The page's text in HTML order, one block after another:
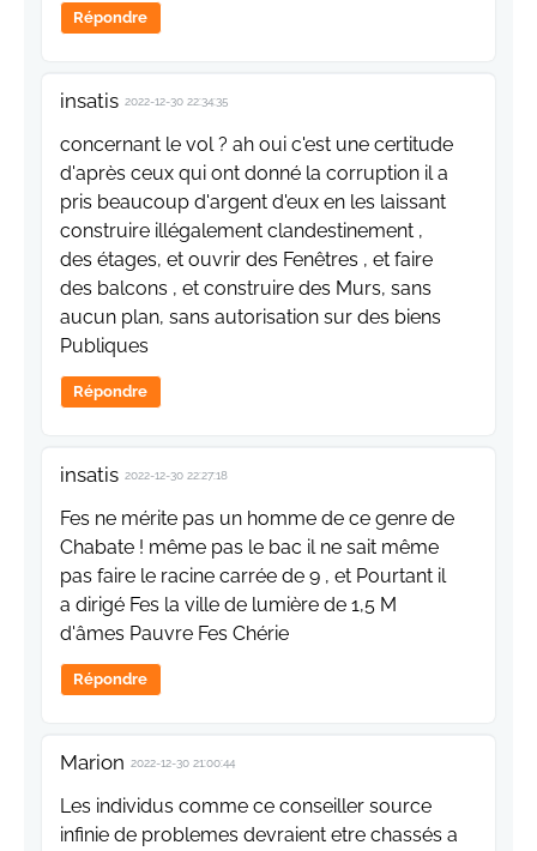
Répondre
insatis 2022-12-30 22:34:35
concernant le vol ? ah oui c'est une certitude
d'après ceux qui ont donné la corruption il a
pris beaucoup d'argent d'eux en les laissant
construire illégalement clandestinement ,
des étages, et ouvrir des Fenêtres , et faire
des balcons , et construire des Murs, sans
aucun plan, sans autorisation sur des biens
Publiques
Répondre
insatis 2022-12-30 22:27:18
Fes ne mérite pas un homme de ce genre de
Chabate ! même pas le bac il ne sait même
pas faire le racine carrée de 9 , et Pourtant il
a dirigé Fes la ville de lumière de 1,5 M
d'âmes Pauvre Fes Chérie
Répondre
Marion 2022-12-30 21:00:44
Les individus comme ce conseiller source
infinie de problemes devraient etre chassés a